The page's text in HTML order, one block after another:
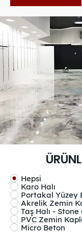
Hepsi
Karo Halı
Portakal Yüzey
Akrelik Zemin
Taş Halı -
PVC Zemin
Micro Beton